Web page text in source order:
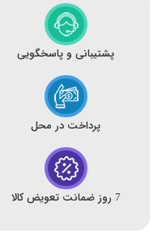
پشتیبانی و پاسخگویی
پرداخت در محل
7 روز ضمانت تعویض کالا